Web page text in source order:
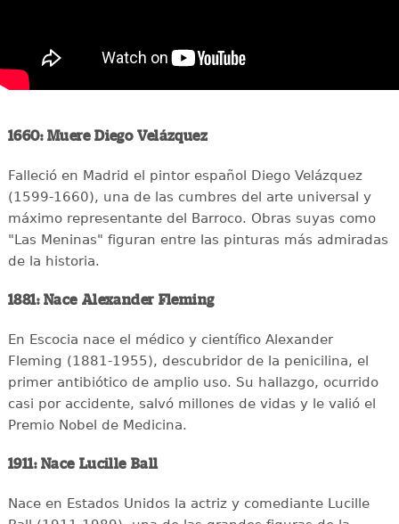
1660: Muere Diego Velázquez
Falleció en Madrid el pintor español Diego Velázquez
(1599-1660), una de las cumbres del arte universal y
máximo representante del Barroco. Obras suyas como
"Las Meninas" figuran entre las pinturas más admiradas
de la historia.
1881: Nace Alexander Fleming
En Escocia nace el médico y científico Alexander
Fleming (1881-1955), descubridor de la penicilina, el
primer antibiótico de amplio uso. Su hallazgo, ocurrido
casi por accidente, salvó millones de vidas y le valió el
Premio Nobel de Medicina.
1911: Nace Lucille Ball
Nace en Estados Unidos la actriz y comediante Lucille